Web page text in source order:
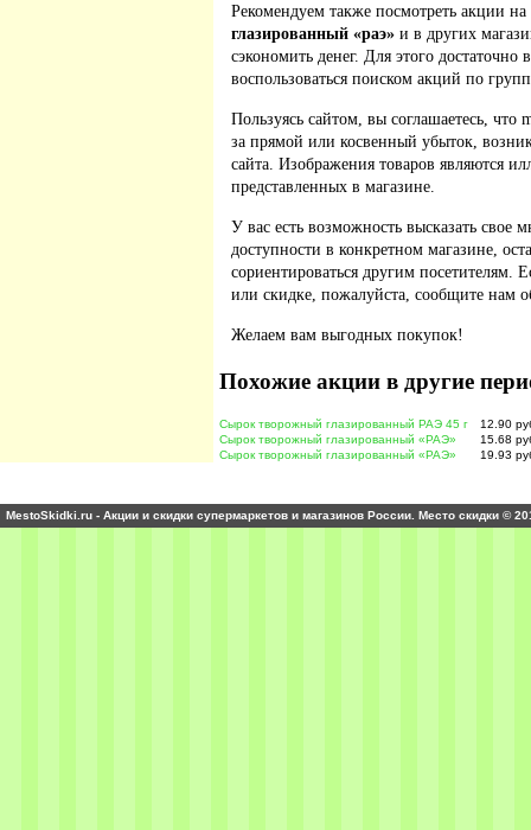
Рекомендуем также посмотреть акции
глазированный «раэ» и в других
сэкономить денег. Для этого
воспользоваться поиском акций по
Пользуясь сайтом, вы соглашаетесь, что
за прямой или косвенный убыток,
сайта. Изображения товаров являются
представленных в магазине.
У вас есть возможность высказать свое
доступности в конкретном магазине,
сориентироваться другим
или скидке, пожалуйста, сообщите нам
Желаем вам выгодных покупок!
Похожие акции в другие
Сырок творожный глазированный РАЭ 45 г
12.90
Сырок творожный глазированный «РАЭ»
15.68
Сырок творожный глазированный «РАЭ»
19.93
MestoSkidki.ru - Акции и скидки супермаркетов и магазинов России. Место скидки ©